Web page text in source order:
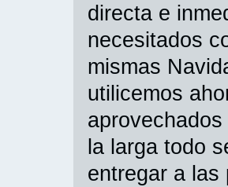
directa e
necesitados
mismas
utilicemos
la larga todo
entregar a las